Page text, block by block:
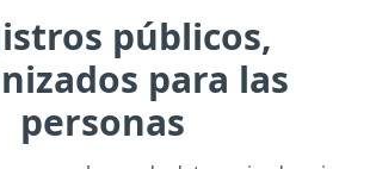
públicos,
para las
personas